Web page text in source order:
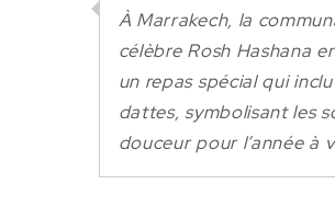
À Marrakech, la
célèbre Rosh Hashana
un repas spécial qui
dattes, symbolisant les
douceur pour l’année à